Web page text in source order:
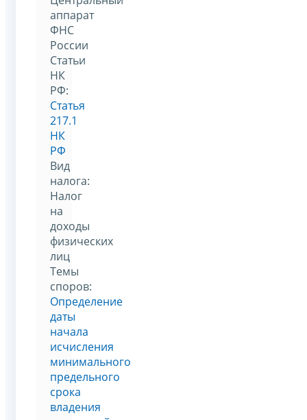
аппарат
ФНС
России
Статьи
НК
РФ:
Статья
217.1
НК
РФ
Вид
налога:
Налог
на
доходы
физических
лиц
Темы
споров:
Определение
даты
начала
исчисления
минимального
предельного
срока
владения